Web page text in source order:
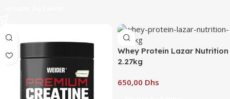
Whey Protein Lazar Nutrition
2.27kg
Dhs